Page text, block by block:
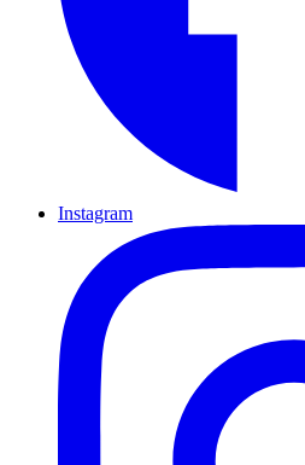
Instagram